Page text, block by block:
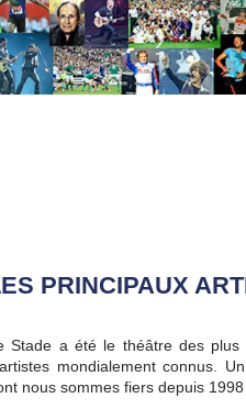
PRINCIPAUX
Stade a été le théâtre des plus
mondialement connus.
nous sommes fiers depuis 1998